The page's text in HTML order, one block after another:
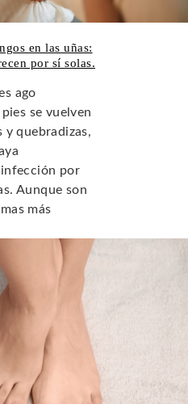
en las uñas:
por sí solas.
ago
se vuelven
y quebradizas,
por
Aunque son
más